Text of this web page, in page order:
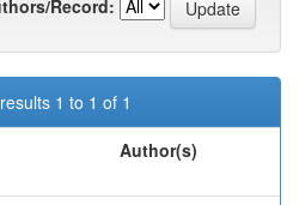
Record:
1 to 1 of 1
Author(s)